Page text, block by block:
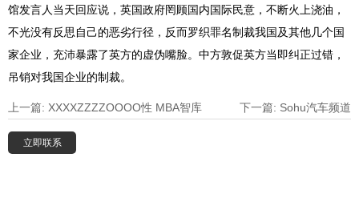
馆发言人当天回应说，英国政府罔顾国内国际民意，不断火上浇油，
不光没有反思自己的恶劣行径，反而罗织罪名制裁我国及其他几个国
家企业，充沛暴露了英方的虚伪嘴脸。中方敦促英方当即纠正过错，
吊销对我国企业的制裁。
上一篇: XXXXZZZZOOOO性 MBA智库 下一篇: Sohu汽车频道
立即联系